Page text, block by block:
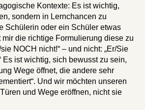
Kontexte: Es ist wichtig,
sondern in Lernchancen zu
Schülerin oder ein Schüler etwas
mir die richtige Formulierung diese zu
NOCH nicht!“ – und nicht: „Er/Sie
ist wichtig, sich bewusst zu sein,
Wege öffnet, die andere sehr
Und wir möchten unseren
und Wege eröffnen, nicht sie